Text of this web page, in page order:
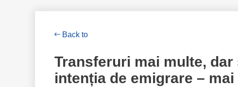
Back to
Transferuri mai multe,
intenția de emigrare – mai